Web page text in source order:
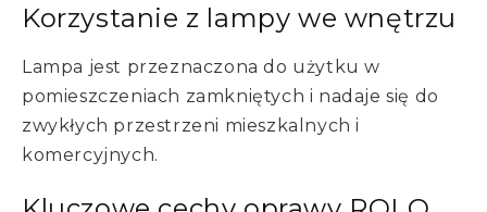
Korzystanie z lampy we wnętrzu
Lampa jest przeznaczona do użytku w
pomieszczeniach zamkniętych i nadaje się do
zwykłych przestrzeni mieszkalnych i
komercyjnych.